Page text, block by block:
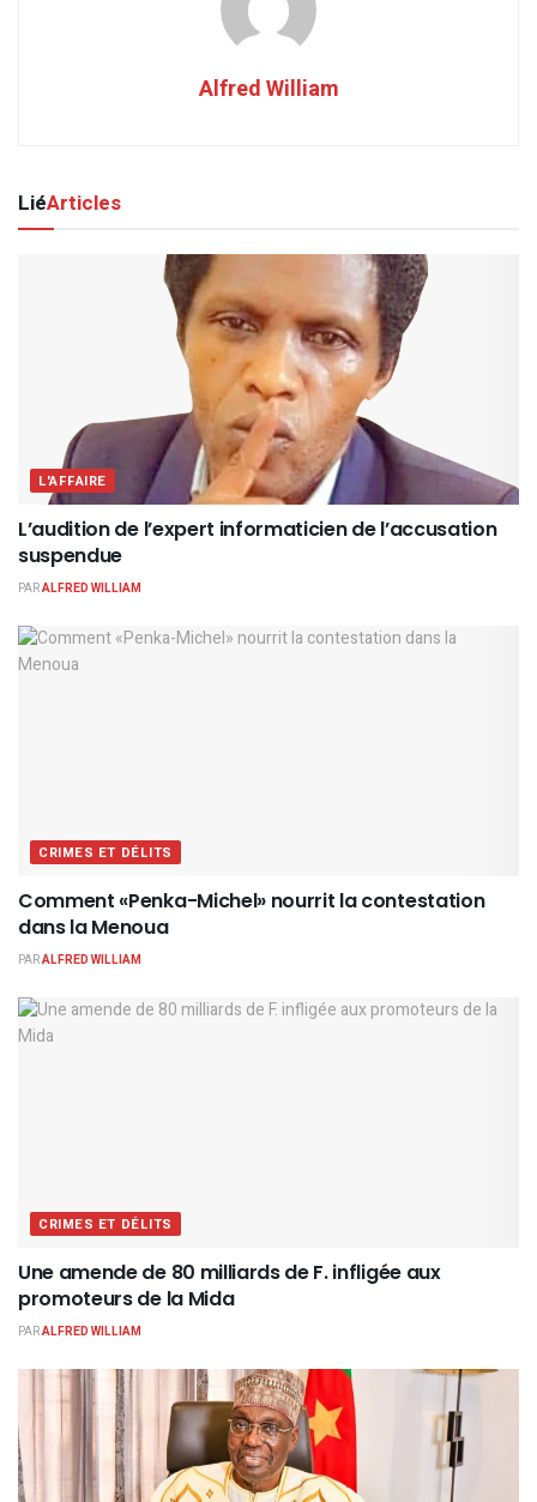
Alfred William
LiéArticles
L'AFFAIRE
L’audition de l’expert informaticien de l’accusation
suspendue
PARALFRED WILLIAM
CRIMES ET DÉLITS
Comment «Penka-Michel» nourrit la contestation
dans la Menoua
PARALFRED WILLIAM
CRIMES ET DÉLITS
Une amende de 80 milliards de F. infligée aux
promoteurs de la Mida
PARALFRED WILLIAM